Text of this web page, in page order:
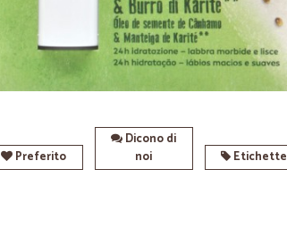
Preferito
Dicono di
noi
Etichette